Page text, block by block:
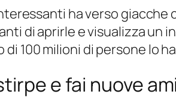
ha verso
di aprirle e visualizza
100 milioni di persone lo
e fai nuove